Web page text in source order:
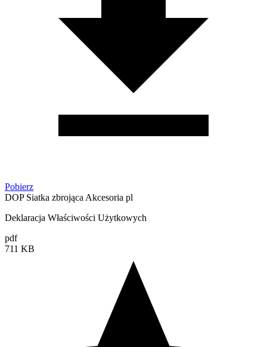
Pobierz
DOP Siatka zbrojąca Akcesoria pl
Deklaracja Właściwości Użytkowych
pdf
711 KB